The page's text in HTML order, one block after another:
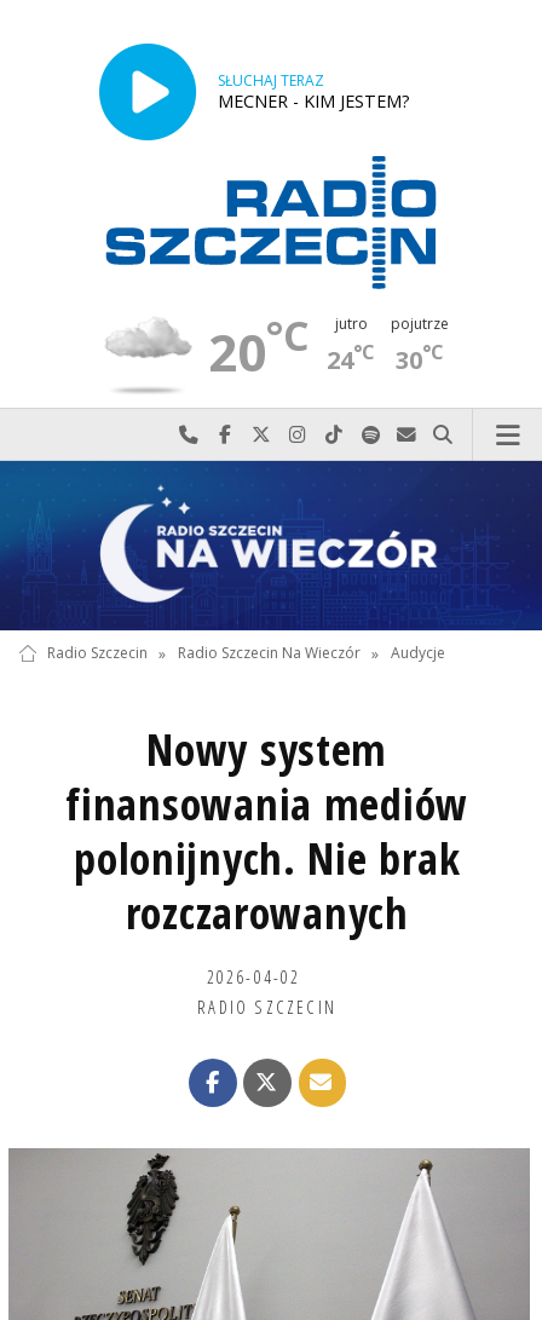
SŁUCHAJ TERAZ
MECNER - KIM JESTEM?
20°C jutro
24°C
pojutrze
30°C
Najlepiej po prostu do nas zadzwoń
Odwiedź nas na Facebook-u
Odwiedź nas na X
Odwiedź nas na Instagram-ie
Odwiedź nas na TikTok-u
Szukaj nas na Spotify
Wyślij do nas
Szukaj
Radio Szczecin » Radio Szczecin Na Wieczór » Audycje
Nowy system
finansowania mediów
polonijnych. Nie brak
rozczarowanych
2026-04-02
RADIO SZCZECIN